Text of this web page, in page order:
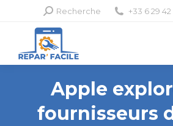
Recherche
Recherche +33 6 29
Apple
fournisseurs